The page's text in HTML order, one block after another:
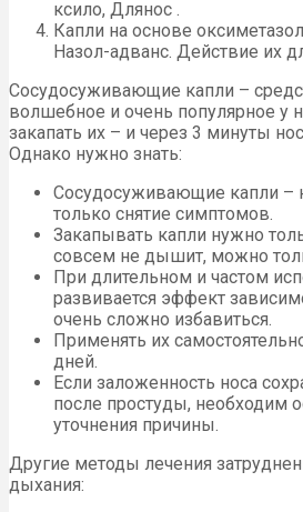
ксило, Длянос .
Капли на основе
Назол-адванс. Действие их
Сосудосуживающие капли –
волшебное и очень популярное у
закапать их – и через 3 минуты
Однако нужно знать:
Сосудосуживающие капли –
только снятие симптомов.
Закапывать капли нужно
совсем не дышит, можно
При длительном и частом
развивается эффект
очень сложно избавиться.
Применять их
дней.
Если заложенность носа
после простуды, необходим
уточнения причины.
Другие методы лечения
дыхания: